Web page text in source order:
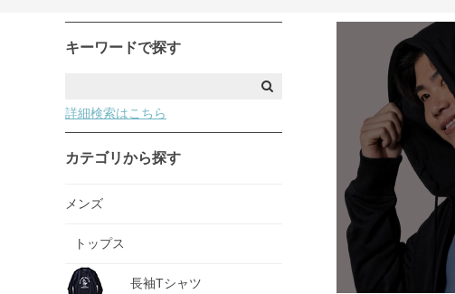
キーワードで探す
詳細検索はこちら
カテゴリから探す
メンズ
トップス
長袖Tシャツ